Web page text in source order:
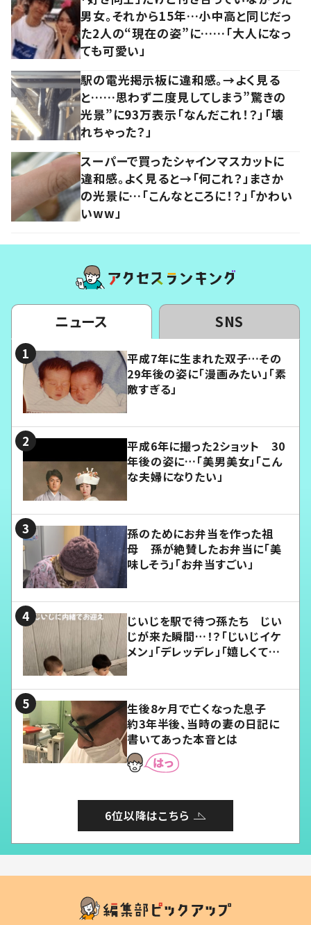
男女。それから15年…小中高と同じだっ
た2人の“現在の姿”に……「大人になっ
ても可愛い」
駅の電光掲示板に違和感。→よく見る
と……思わず二度見してしまう”驚きの
光景”に93万表示「なんだこれ！？」「壊
れちゃった？」
スーパーで買ったシャインマスカットに
違和感。よく見ると→「何これ？」まさか
の光景に…「こんなところに！？」「かわい
いww」
ニュース SNS
平成7年に生まれた双子…その
29年後の姿に「漫画みたい」「素
敵すぎる」
平成6年に撮った2ショット 30
年後の姿に…「美男美女」「こん
な夫婦になりたい」
孫のためにお弁当を作った祖
母 孫が絶賛したお弁当に「美
味しそう」「お弁当すごい」
じいじを駅で待つ孫たち じい
じが来た瞬間…！？「じいじイケ
メン」「デレッデレ」「嬉しくて可
生後8ヶ月で亡くなった息子
約3年半後、当時の妻の日記に
書いてあった本音とは
6位以降はこちら